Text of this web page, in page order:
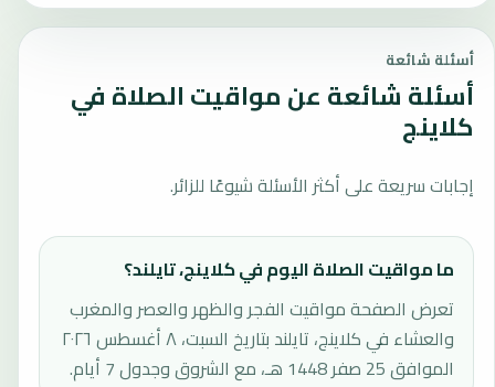
أسئلة شائعة
أسئلة شائعة عن مواقيت الصلاة في
كلاينج
إجابات سريعة على أكثر الأسئلة شيوعًا للزائر.
ما مواقيت الصلاة اليوم في كلاينج، تايلند؟
تعرض الصفحة مواقيت الفجر والظهر والعصر والمغرب
والعشاء في كلاينج، تايلند بتاريخ السبت، ٨ أغسطس ٢٠٢٦
الموافق 25 صفر 1448 هـ، مع الشروق وجدول 7 أيام.